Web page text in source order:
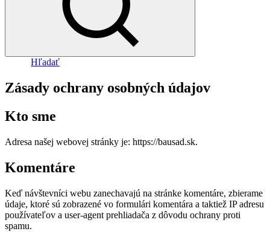
Hľadať
Zásady ochrany osobných údajov
Kto sme
Adresa našej webovej stránky je: https://bausad.sk.
Komentáre
Keď návštevníci webu zanechavajú na stránke komentáre, zbierame
údaje, ktoré sú zobrazené vo formulári komentára a taktiež IP adresu
používateľov a user-agent prehliadača z dôvodu ochrany proti
spamu.